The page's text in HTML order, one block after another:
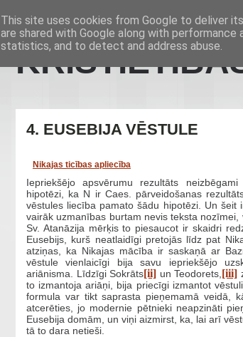
4. EUSEBIJA VĒSTULE
Nikajas ticības apliecība
Iepriekšējo apsvērumu rezultāts
hipotēzi, ka N ir Caes. pārveidošanas
vēstules liecība pamato šādu hipotēzi. Un
vairāk uzmanības burtam nevis teksta
Sv. Atanāzija mērķis to piesaucot ir skaidri
Eusebijs, kurš neatlaidīgi pretojās līdz pat
atziņas, ka Nikajas mācība ir saskaņā ar
vēstule vienlaicīgi bija savu iepriekšējo
ariānisma. Līdzīgi Sokrāts[ii] un Teodorets, [iii]
to izmantoja ariāņi, bija priecīgi izmantot
formula var tikt saprasta pieņemamā veidā,
atcerēties, jo modernie pētnieki neapzināti
Eusebija domām, un viņi aizmirst, ka, lai arī
tā to dara netieši.
This site uses cookies from Google to deliver
are shared with Google along with
statistics, and to detect and address abuse.